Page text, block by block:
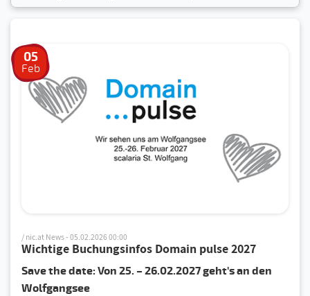
05
Feb
/ nic.at News - 05.02.2026 00:00
Wichtige Buchungsinfos Domain pulse 2027
Save the date: Von 25. – 26.02.2027 geht's an den
Wolfgangsee